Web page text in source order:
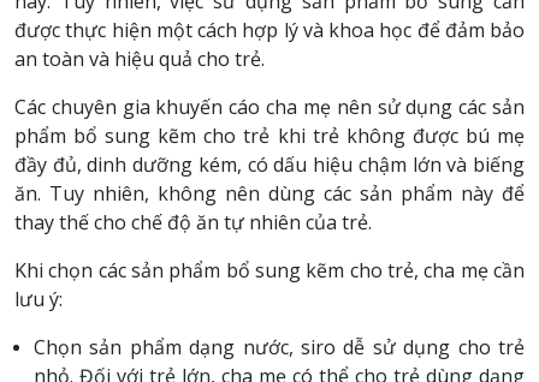
được thực hiện một cách hợp lý và khoa học để đảm bảo
an toàn và hiệu quả cho trẻ.
Các chuyên gia khuyến cáo cha mẹ nên sử dụng các sản
phẩm bổ sung kẽm cho trẻ khi trẻ không được bú mẹ
đầy đủ, dinh dưỡng kém, có dấu hiệu chậm lớn và biếng
ăn. Tuy nhiên, không nên dùng các sản phẩm này để
thay thế cho chế độ ăn tự nhiên của trẻ.
Khi chọn các sản phẩm bổ sung kẽm cho trẻ, cha mẹ cần
lưu ý:
Chọn sản phẩm dạng nước, siro dễ sử dụng cho trẻ
nhỏ. Đối với trẻ lớn, cha mẹ có thể cho trẻ dùng dạng